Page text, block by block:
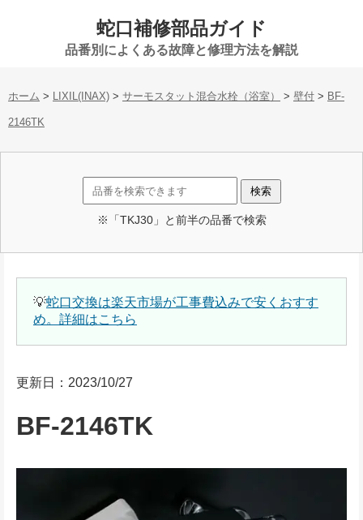
蛇口補修部品ガイド
品番別によくある故障と修理方法を解説
ホーム > LIXIL(INAX) > サーモスタット混合水栓（浴室） > 壁付 > BF-
2146TK
※「TKJ30」と前半の品番で検索
💡蛇口交換は楽天市場が工事費込みで安くおすす
め。詳細はこちら
更新日：2023/10/27
BF-2146TK